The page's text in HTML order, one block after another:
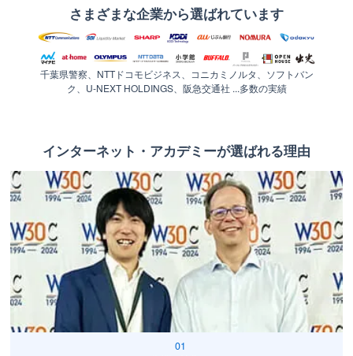
さまざまな企業から選ばれています
千葉県警察、NTTドコモビジネス、コニカミノルタ、ソフトバン
ク、U-NEXT HOLDINGS、阪急交通社 ...多数の実績
インターネット・アカデミーが選ばれる理由